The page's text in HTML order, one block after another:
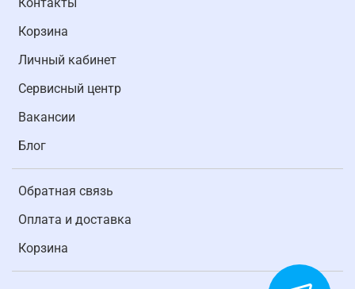
Корзина
Личный кабинет
Cервисный центр
Вакансии
Блог
Обратная связь
Оплата и доставка
Корзина